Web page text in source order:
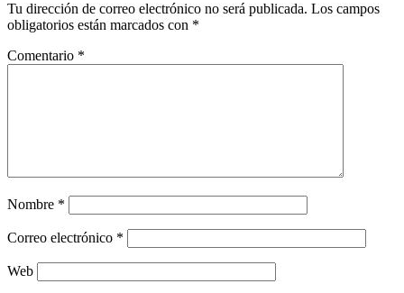
Tu dirección de correo electrónico no será publicada. Los campos
obligatorios están marcados con *
Comentario *
Nombre *
Correo electrónico *
Web